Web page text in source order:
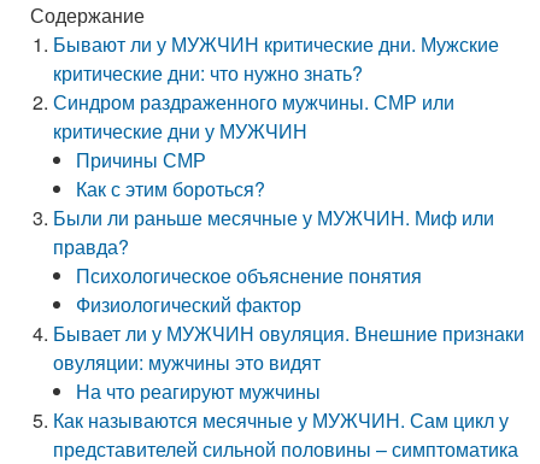
Содержание
Бывают ли у МУЖЧИН критические дни. Мужские
критические дни: что нужно знать?
Синдром раздраженного мужчины. СМР или
критические дни у МУЖЧИН
Причины СМР
Как с этим бороться?
Были ли раньше месячные у МУЖЧИН. Миф или
правда?
Психологическое объяснение понятия
Физиологический фактор
Бывает ли у МУЖЧИН овуляция. Внешние признаки
овуляции: мужчины это видят
На что реагируют мужчины
Как называются месячные у МУЖЧИН. Сам цикл у
представителей сильной половины – симптоматика